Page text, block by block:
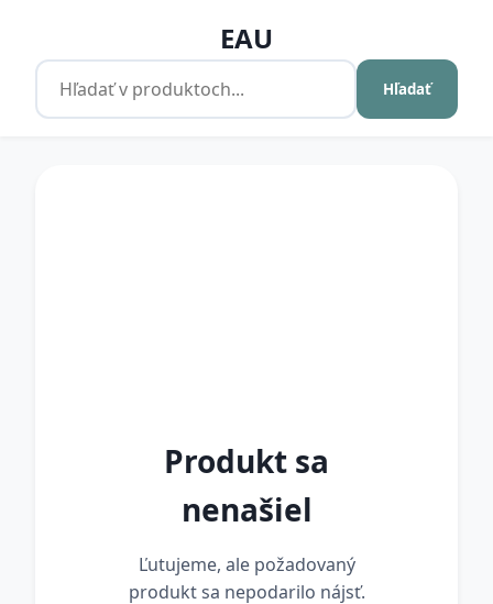
EAU
Hľadať
Produkt sa
nenašiel
Ľutujeme, ale požadovaný
produkt sa nepodarilo nájsť.